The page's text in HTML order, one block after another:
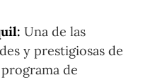
Una de las
y prestigiosas de
de